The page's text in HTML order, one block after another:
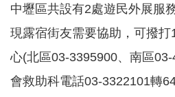
住
友
善
專
區
中壢區共設有2處遊民外展服
現露宿街友需要協助，可撥
心(北區03-3395900、南區
會救助科電話03-3322101轉